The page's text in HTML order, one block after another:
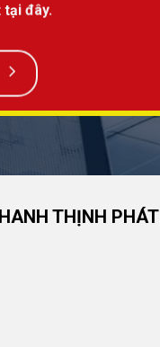
đây.
THỊNH PHÁT